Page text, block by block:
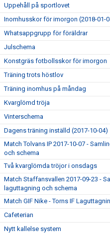
Uppehåll på sportlovet
Inomhusskor för imorgon (2018-01-
Whatsappgrupp för föräldrar
Julschema
Konstgräs fotbollsskor för imorgon
Träning trots höstlov
Träning inomhus på måndag
Kvarglömd tröja
Vinterschema
Dagens träning inställd (2017-10-04)
Match Tolvans IP 2017-10-07 -
och schema
Två kvarglömda tröjor i onsdags
Match Staffansvallen 2017-09-23 -
laguttagning och schema
Match GIF Nike - Torns IF
Cafeterian
Nytt kallelse system